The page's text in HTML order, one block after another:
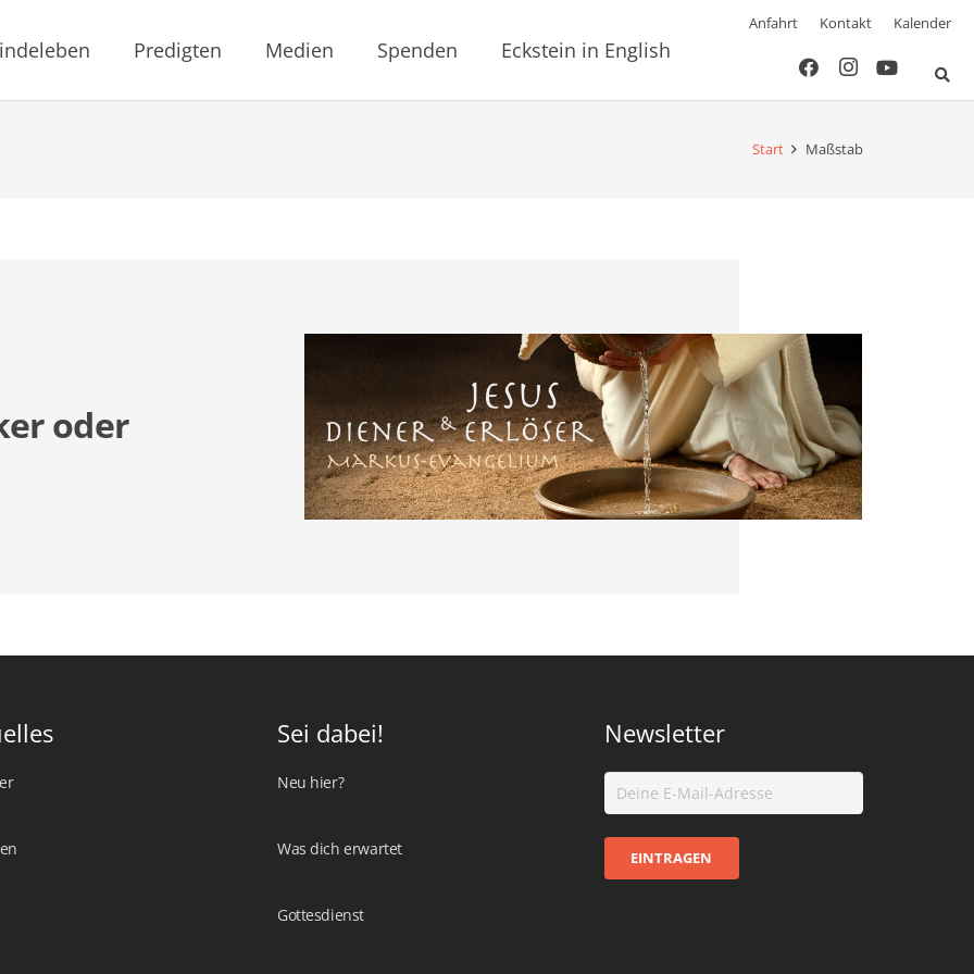
Predigten Medien Spenden Eckstein in English
Anfahrt Kontakt Kalender
Start Maßstab
oder
Sei dabei!
Neu hier?
Was dich erwartet
Gottesdienst
Newsletter